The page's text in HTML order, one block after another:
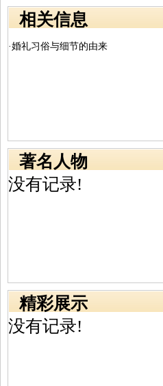
相关信息
·婚礼习俗与细节的由来
著名人物
没有记录!
精彩展示
没有记录!